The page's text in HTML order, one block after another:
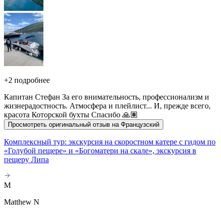
+2 подробнее
Капитан Стефан За его внимательность, профессионализм и
жизнерадостность. Атмосфера и плейлист... И, прежде всего,
красота Которской бухты Спасибо 🙏🏽
Просмотреть оригинальный отзыв на Французский
Комплексный тур: экскурсия на скоростном катере с гидом по
«Голубой пещере» и «Богоматери на скале», экскурсия в
пещеру Липа
M
Matthew N